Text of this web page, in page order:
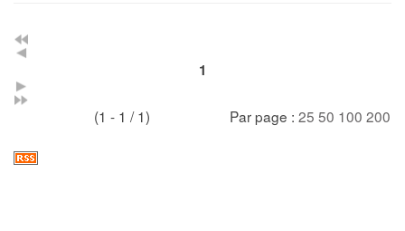
1
(1 - 1 / 1) Par page : 25 50 100 200